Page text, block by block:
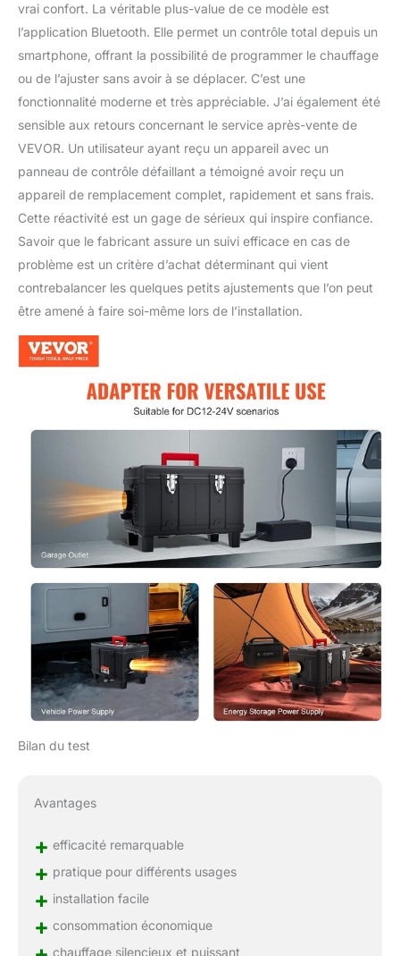
vrai confort. La véritable plus-value de ce modèle est
l’application Bluetooth. Elle permet un contrôle total depuis un
smartphone, offrant la possibilité de programmer le chauffage
ou de l’ajuster sans avoir à se déplacer. C’est une
fonctionnalité moderne et très appréciable. J’ai également été
sensible aux retours concernant le service après-vente de
VEVOR. Un utilisateur ayant reçu un appareil avec un
panneau de contrôle défaillant a témoigné avoir reçu un
appareil de remplacement complet, rapidement et sans frais.
Cette réactivité est un gage de sérieux qui inspire confiance.
Savoir que le fabricant assure un suivi efficace en cas de
problème est un critère d’achat déterminant qui vient
contrebalancer les quelques petits ajustements que l’on peut
être amené à faire soi-même lors de l’installation.
Bilan du test
Avantages
+ efficacité remarquable
+ pratique pour différents usages
+ installation facile
+ consommation économique
chauffage silencieux et puissant